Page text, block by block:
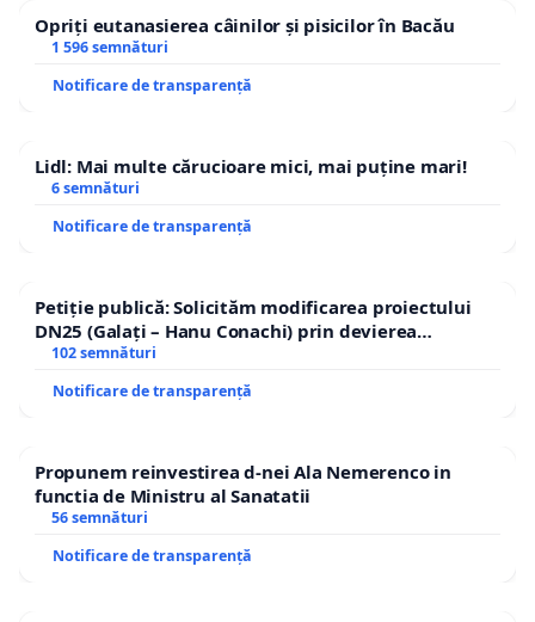
Opriți eutanasierea câinilor și pisicilor în Bacău
1 596 semnături
Notificare de transparență
Lidl: Mai multe cărucioare mici, mai puține mari!
6 semnături
Notificare de transparență
Petiție publică: Solicităm modificarea proiectului
DN25 (Galați – Hanu Conachi) prin devierea
traseului în afara localităților!
102 semnături
Notificare de transparență
Propunem reinvestirea d-nei Ala Nemerenco in
functia de Ministru al Sanatatii
56 semnături
Notificare de transparență